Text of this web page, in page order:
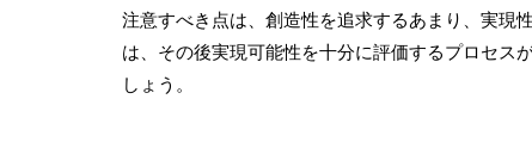
注意すべき点は、創造性を追求するあまり、実現
は、その後実現可能性を十分に評価するプロセス
しょう。